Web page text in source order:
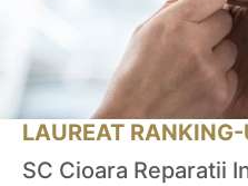
LAUREAT
SC Cioara Reparatii